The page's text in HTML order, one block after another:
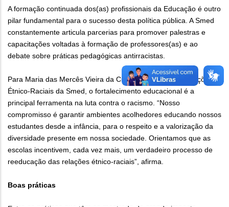
A formação continuada dos(as) profissionais da Educação é outro
pilar fundamental para o sucesso desta política pública. A Smed
constantemente articula parcerias para promover palestras e
capacitações voltadas à formação de professores(as) e ao
debate sobre práticas pedagógicas antirracistas.
Para Maria das Mercês Vieira da Cunha, gerente das Relações
Étnico-Raciais da Smed, o fortalecimento educacional é a
principal ferramenta na luta contra o racismo. “Nosso
compromisso é garantir ambientes acolhedores educando nossos
estudantes desde a infância, para o respeito e a valorização da
diversidade presente em nossa sociedade. Orientamos que as
escolas incentivem, cada vez mais, um verdadeiro processo de
reeducação das relações étnico-raciais”, afirma.
Boas práticas